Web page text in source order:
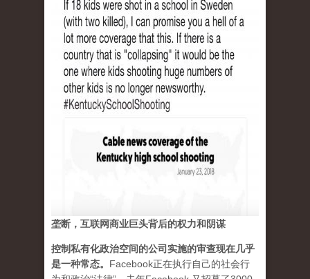
垄断，互联网商业巨头背后的权力和阴谋
控制私有化政治空间的公司实施的审查现在几乎
是一种常态。 Facebook正在执行自己的社会行